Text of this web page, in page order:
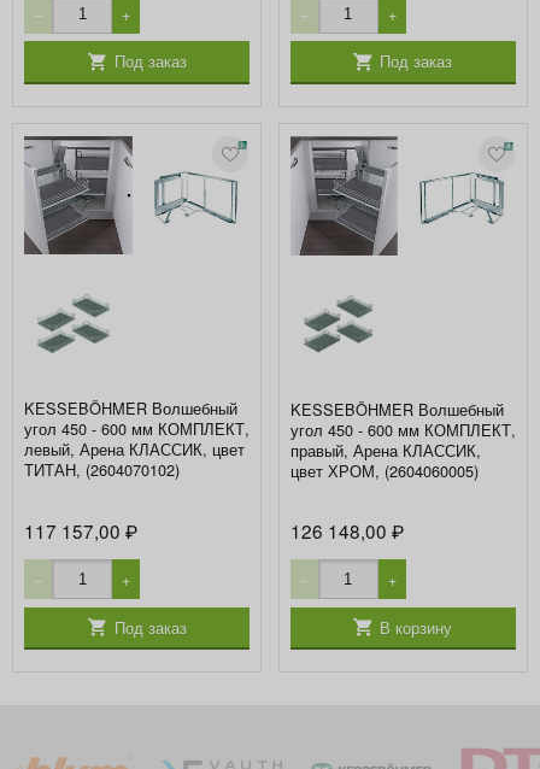
− +
Под заказ
− +
Под заказ
KESSEBÖHMER Волшебный
угол 450 - 600 мм КОМПЛЕКТ,
левый, Арена КЛАССИК, цвет
ТИТАН, (2604070102)
117 157,00₽
− +
Под заказ
KESSEBÖHMER Волшебный
угол 450 - 600 мм КОМПЛЕКТ,
правый, Арена КЛАССИК,
цвет ХРОМ, (2604060005)
126 148,00 ₽
− +
В корзину